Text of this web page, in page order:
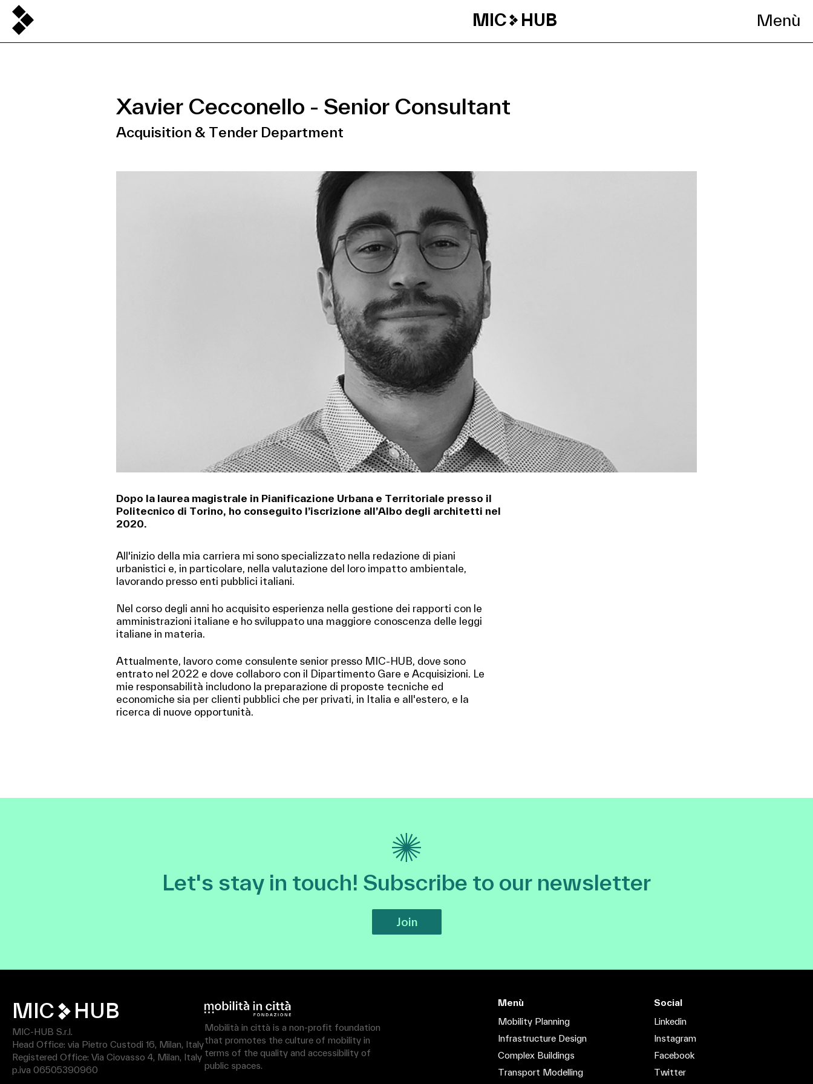
MIC HUB Menù
Xavier Cecconello - Senior Consultant
Acquisition & Tender Department
Dopo la laurea magistrale in Pianificazione Urbana e Territoriale presso il
Politecnico di Torino, ho conseguito l’iscrizione all’Albo degli architetti nel
2020.
All'inizio della mia carriera mi sono specializzato nella redazione di piani
urbanistici e, in particolare, nella valutazione del loro impatto ambientale,
lavorando presso enti pubblici italiani.
Nel corso degli anni ho acquisito esperienza nella gestione dei rapporti con le
amministrazioni italiane e ho sviluppato una maggiore conoscenza delle leggi
italiane in materia.
Attualmente, lavoro come consulente senior presso MIC-HUB, dove sono
entrato nel 2022 e dove collaboro con il Dipartimento Gare e Acquisizioni. Le
mie responsabilità includono la preparazione di proposte tecniche ed
economiche sia per clienti pubblici che per privati, in Italia e all'estero, e la
ricerca di nuove opportunità.
Let's stay in touch! Subscribe to our newsletter
Join
MIC HUB
MIC-HUB S.r.l.
Head Office: via Pietro Custodi 16, Milan, Italy
Registered Office: Via Ciovasso 4, Milan, Italy
p.iva 06505390960
Mobilità in città is a non-profit foundation
that promotes the culture of mobility in
terms of the quality and accessibility of
public spaces.
Menù
Mobility Planning
Infrastructure Design
Complex Buildings
Transport Modelling
Social
Linkedin
Instagram
Facebook
Twitter